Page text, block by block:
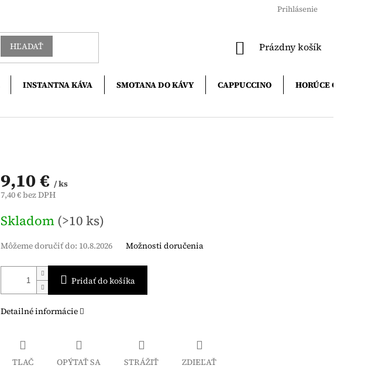
Prihlásenie
HĽADAŤ
NÁKUPNÝ
Prázdny košík
INSTANTNA KÁVA SMOTANA DO KÁVY CAPPUCCINO
HORÚCE ČOKOLÁDY
9,10 € / ks
7,40 € bez DPH
cena:
Skladom (>10 ks)
Môžeme doručiť do: 10.8.2026 Možnosti doručenia
Pridať do košíka
Detailné informácie
TLAČ OPÝTAŤ SA STRÁŽIŤ ZDIEĽAŤ